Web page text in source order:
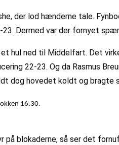
der lod hænderne tale.
Dermed var der fornyet
hul ned til Middelfart. Det
22-23. Og da Rasmus
dog hovedet koldt og
16.30.
på blokaderne, så ser det